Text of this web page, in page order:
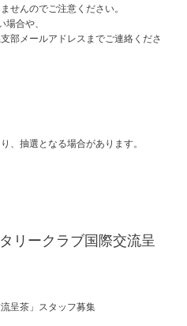
せんのでご注意ください。
合や、
部メールアドレスまでご連絡くださ
、抽選となる場合があります。
リークラブ国際交流呈
呈茶」スタッフ募集